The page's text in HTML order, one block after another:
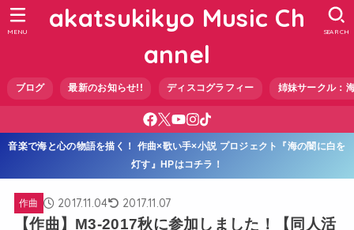
akatsukikyo Music Ch
annel
ブログ 最新のお知らせ!! ディスコグラフィー 姉妹サークル：
SEARCH
MENU
音楽で海と心の物語を描く！ 作曲×歌い手×小説 プロジェクト『海の闇に白を
灯す』HPはコチラ！
作曲 2017.11.04 2017.11.07
【作曲】M3-2017秋に参加しました！【同人活